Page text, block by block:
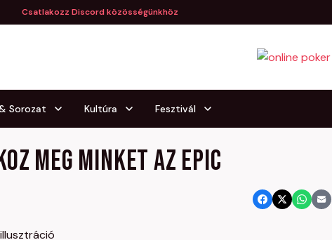
Csatlakozz Discord közösségünkhöz
Sorozat Kultúra Fesztivál
meg minket az Epic